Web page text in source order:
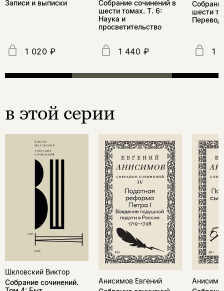
Записи и выписки
1 020 ₽
Собрание сочинений в
шести томах. Т. 6:
Наука и
просветительство
1 440 ₽
шести
1
в этой серии
Шкловский Виктор
Собрание сочинений.
Анисимов Евгений